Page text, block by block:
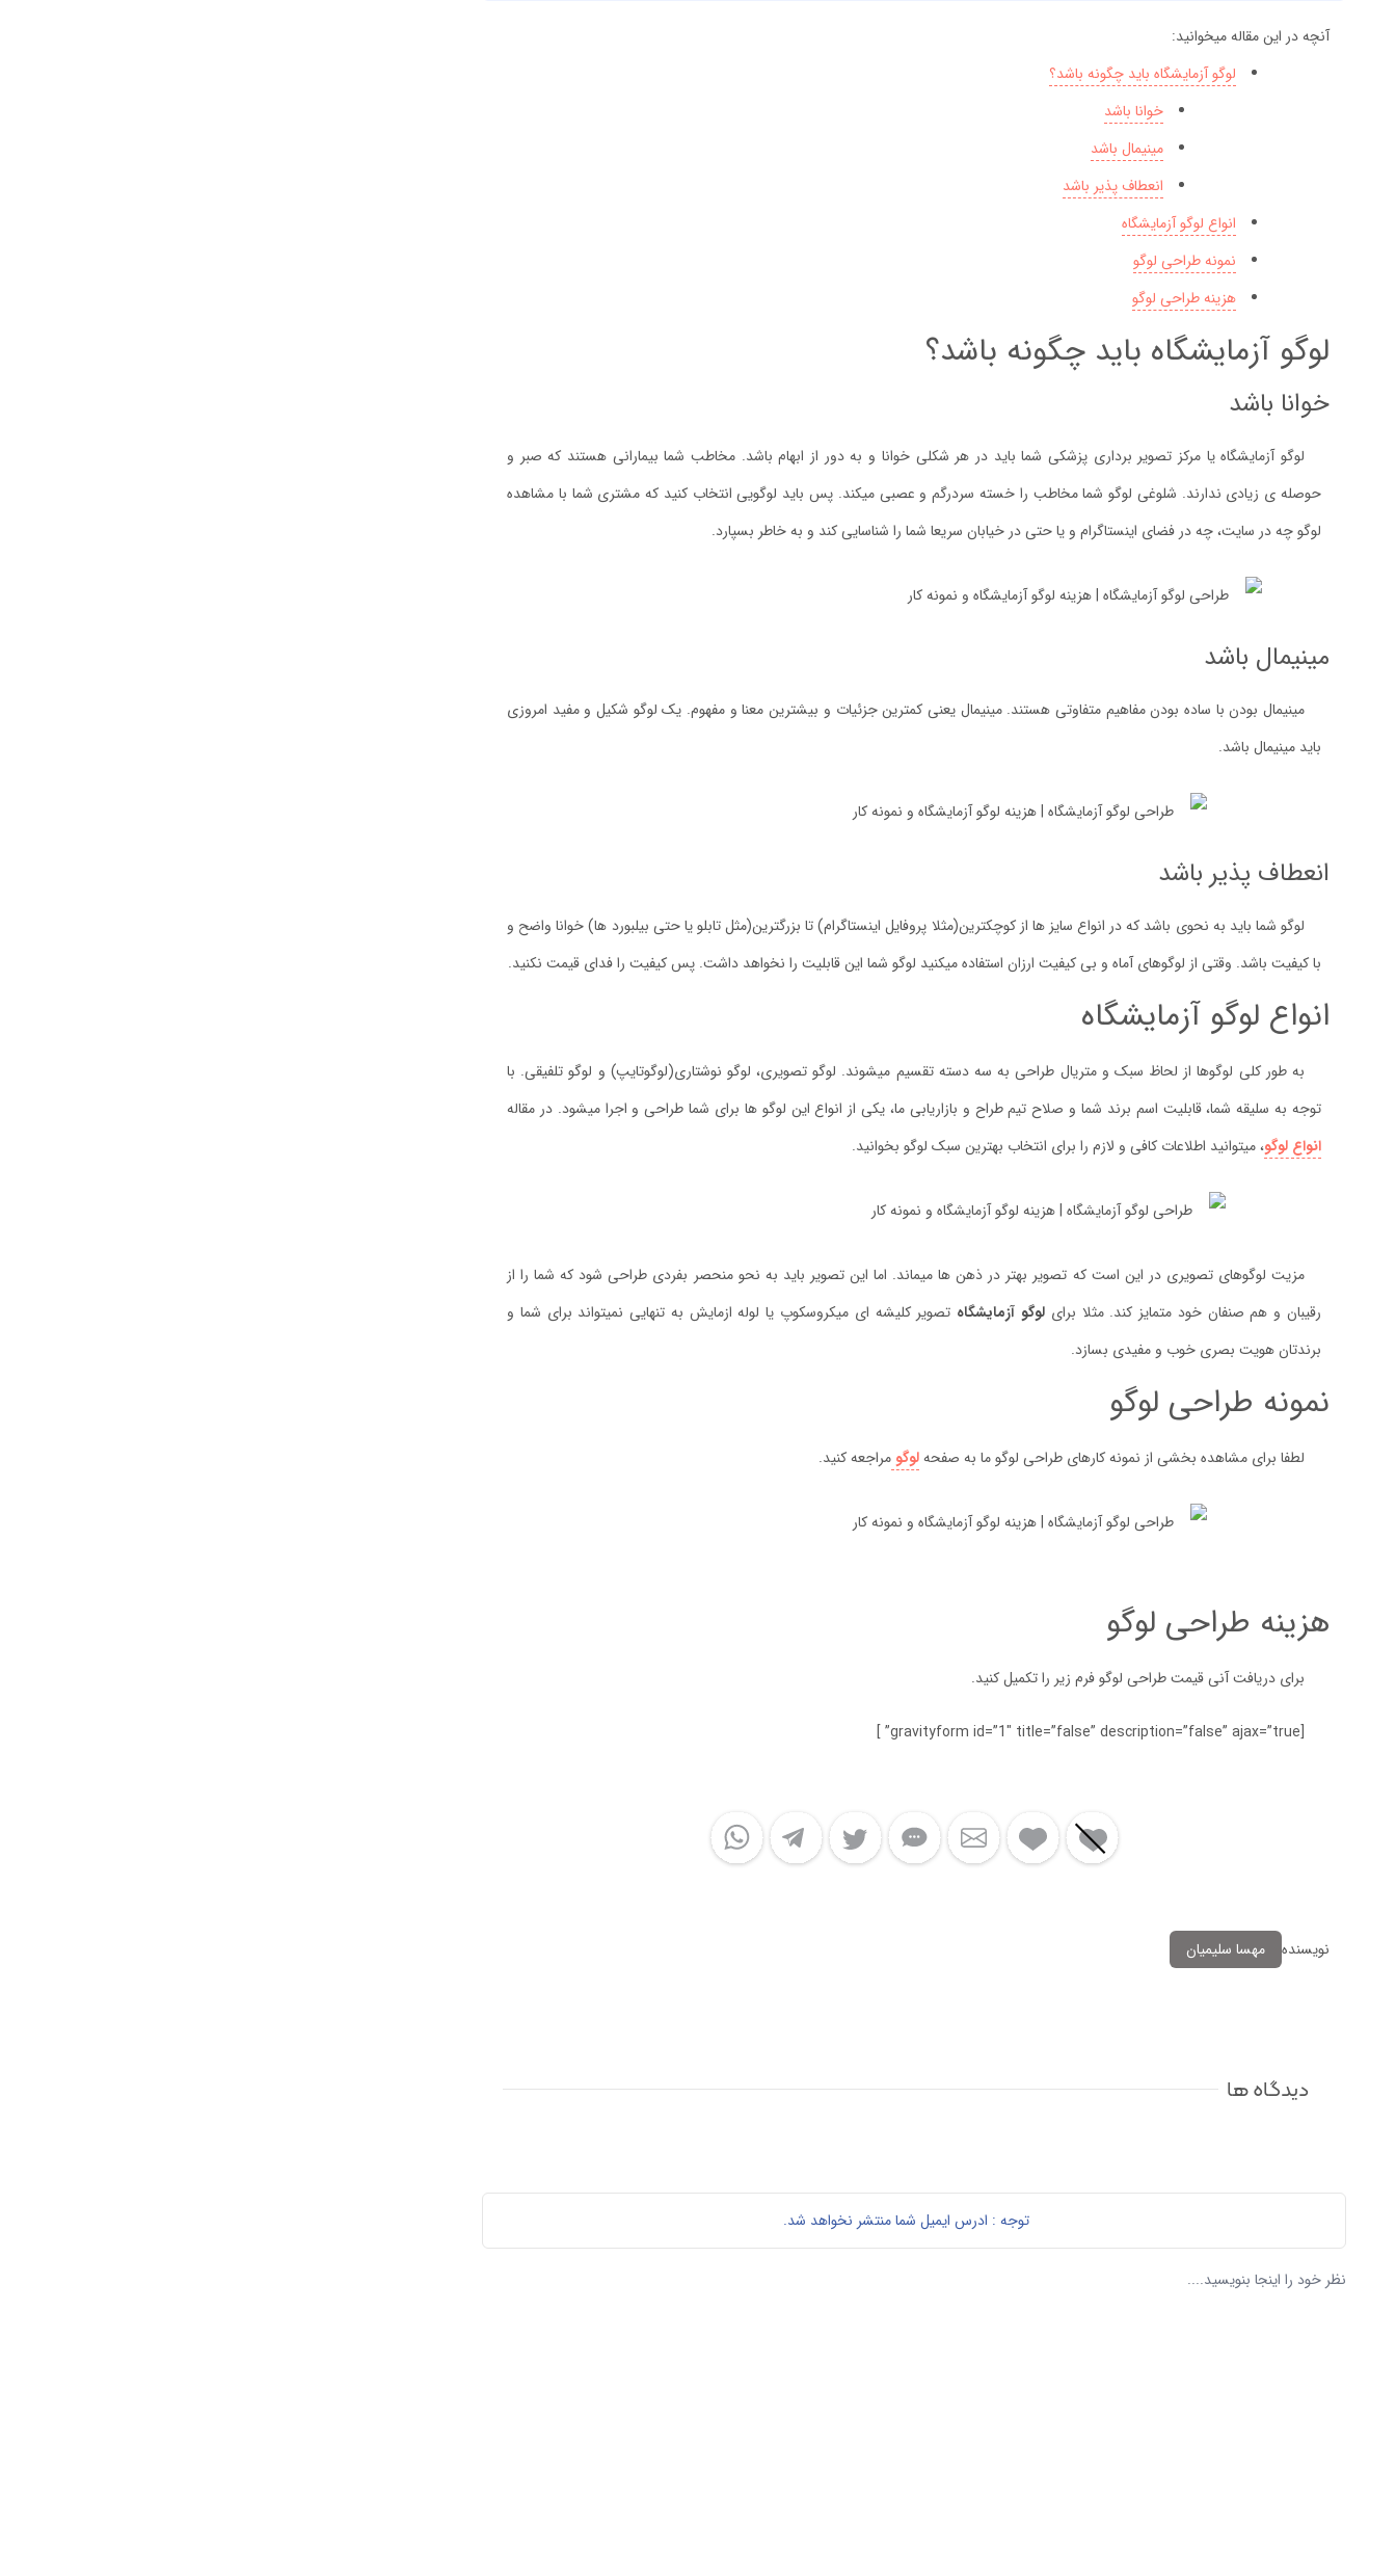
آنچه در این مقاله میخوانید:
لوگو آزمایشگاه باید چگونه باشد؟
خوانا باشد
مینیمال باشد
انعطاف پذیر باشد
انواع لوگو آزمایشگاه
نمونه طراحی لوگو
هزینه طراحی لوگو
لوگو آزمایشگاه باید چگونه باشد؟
خوانا باشد
لوگو آزمایشگاه یا مرکز تصویر برداری پزشکی شما باید در هر شکلی خوانا و به دور از ابهام باشد. مخاطب شما بیمارانی هستند که صبر و
حوصله ی زیادی ندارند. شلوغی لوگو شما مخاطب را خسته سردرگم و عصبی میکند. پس باید لوگویی انتخاب کنید که مشتری شما با مشاهده
لوگو چه در سایت، چه در فضای اینستاگرام و یا حتی در خیابان سریعا شما را شناسایی کند و به خاطر بسپارد.
مینیمال باشد
مینیمال بودن با ساده بودن مفاهیم متفاوتی هستند. مینیمال یعنی کمترین جزئیات و بیشترین معنا و مفهوم. یک لوگو شکیل و مفید امروزی
باید مینیمال باشد.
انعطاف پذیر باشد
لوگو شما باید به نحوی باشد که در انواع سایز ها از کوچکترین(مثلا پروفایل اینستاگرام) تا بزرگترین(مثل تابلو یا حتی بیلبورد ها) خوانا واضح و
با کیفیت باشد. وقتی از لوگوهای آماه و بی کیفیت ارزان استفاده میکنید لوگو شما این قابلیت را نخواهد داشت. پس کیفیت را فدای قیمت نکنید.
انواع لوگو آزمایشگاه
به طور کلی لوگوها از لحاظ سبک و متریال طراحی به سه دسته تقسیم میشوند. لوگو تصویری، لوگو نوشتاری(لوگوتایپ) و لوگو تلفیقی. با
توجه به سلیقه شما، قابلیت اسم برند شما و صلاح تیم طراح و بازاریابی ما، یکی از انواع این لوگو ها برای شما طراحی و اجرا میشود. در مقاله
انواع لوگو، میتوانید اطلاعات کافی و لازم را برای انتخاب بهترین سبک لوگو بخوانید.
مزیت لوگوهای تصویری در این است که تصویر بهتر در ذهن ها میماند. اما این تصویر باید به نحو منحصر بفردی طراحی شود که شما را از
رقیبان و هم صنفان خود متمایز کند. مثلا برای لوگو آزمایشگاه تصویر کلیشه ای میکروسکوپ یا لوله ازمایش به تنهایی نمیتواند برای شما و
برندتان هویت بصری خوب و مفیدی بسازد.
نمونه طراحی لوگو
لطفا برای مشاهده بخشی از نمونه کارهای طراحی لوگو ما به صفحهلوگو مراجعه کنید.
هزینه طراحی لوگو
برای دریافت آنی قیمت طراحی لوگو فرم زیر را تکمیل کنید.
[gravityform id=”1″ title=”false” description=”false” ajax=”true” ]
نویسنده مهسا سلیمیان
دیدگاه ها
توجه : ادرس ایمیل شما منتشر نخواهد شد.